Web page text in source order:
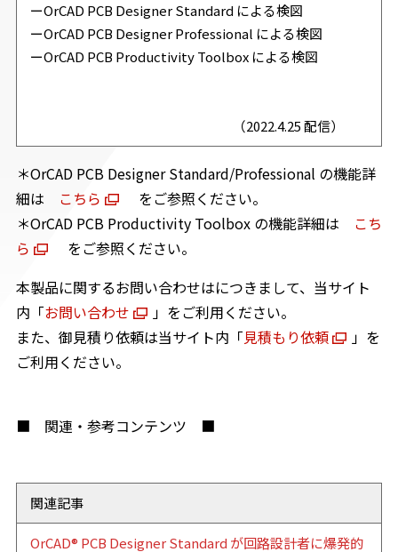
ーOrCAD PCB Designer Standard による検図
ーOrCAD PCB Designer Professional による検図
ーOrCAD PCB Productivity Toolbox による検図
（2022.4.25 配信）
＊OrCAD PCB Designer Standard/Professional の機能詳
細は こちら
をご参照ください。
＊OrCAD PCB Productivity Toolbox の機能詳細は こち
ら
をご参照ください。
本製品に関するお問い合わせはにつきまして、当サイト
内「お問い合わせ
」をご利用ください。
また、御見積り依頼は当サイト内「見積もり依頼
」を
ご利用ください。
■ 関連・参考コンテンツ ■
関連記事
OrCAD® PCB Designer Standard が回路設計者に爆発的